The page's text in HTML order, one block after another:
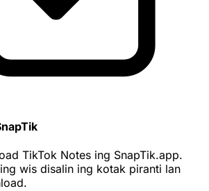
TikTok Notes ing SnapTik.app.
wis disalin ing kotak piranti lan